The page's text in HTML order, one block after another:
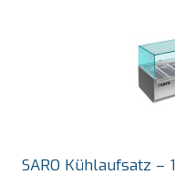
SARO Kühlaufsatz –